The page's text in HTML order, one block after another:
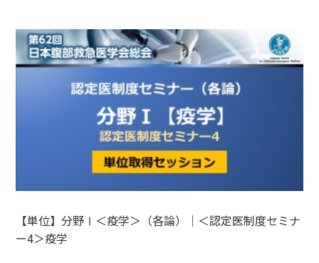
【単位】分野Ⅰ＜疫学＞（各論）｜＜認定医制度セミナ
ー4＞疫学